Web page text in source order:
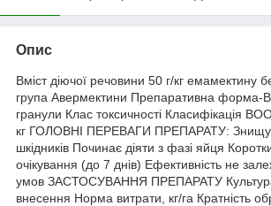
Опис
Вміст діючої речовини 50 г/кг емамектину
група Авермектини Препаративна форма-
гранули Клас токсичності Класифікація
кг ГОЛОВНІ ПЕРЕВАГИ ПРЕПАРАТУ: Знищує
шкідників Починає діяти з фазі яйця
очікування (до 7 днів) Ефективність не
умов ЗАСТОСУВАННЯ ПРЕПАРАТУ Культура
внесення Норма витрати, кг/га Кратність